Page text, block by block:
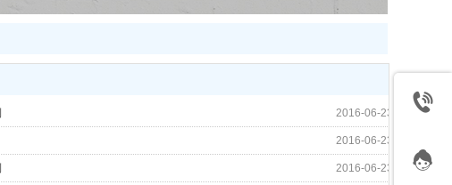
2016-06-23
2016-06-23
2016-06-23